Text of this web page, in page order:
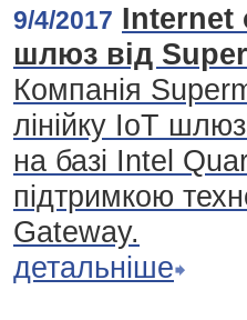
9/4/2017 Internet
шлюз від
Компанія
лінійку IoT
на базі Intel
підтримкою
Gateway.
детальніше